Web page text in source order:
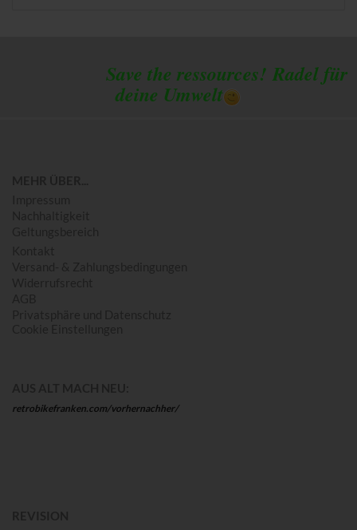
Save the ressources! Radel für
deine Umwelt
retrobikefranken.com/vorhernachher/